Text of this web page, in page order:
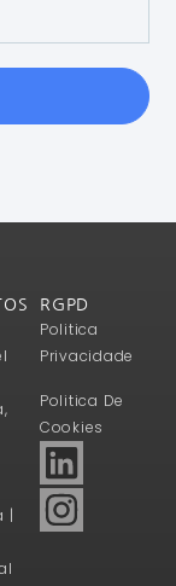
|
RGPD
Politica
Privacidade
Politica De
Cookies